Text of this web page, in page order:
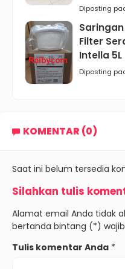
Diposting
Filter
Intella 5L
Diposting
KOMENTAR (0)
Saat ini belum tersedia
Silahkan tulis
Alamat email Anda tidak
bertanda bintang (*) wajib
Tulis komentar Anda *